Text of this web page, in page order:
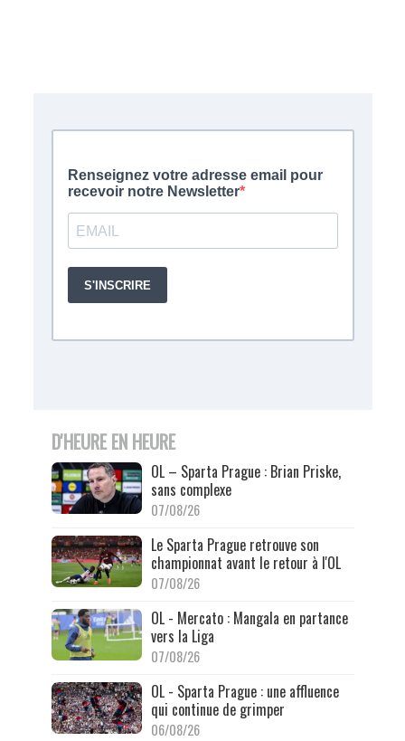
D'HEURE EN HEURE
OL – Sparta Prague : Brian Priske,
sans complexe
07/08/26
Le Sparta Prague retrouve son
championnat avant le retour à l'OL
07/08/26
OL - Mercato : Mangala en partance
vers la Liga
07/08/26
OL - Sparta Prague : une affluence
qui continue de grimper
06/08/26